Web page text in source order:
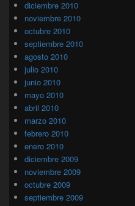
diciembre 2010
noviembre 2010
octubre 2010
septiembre 2010
agosto 2010
julio 2010
junio 2010
mayo 2010
abril 2010
marzo 2010
febrero 2010
enero 2010
diciembre 2009
noviembre 2009
octubre 2009
septiembre 2009